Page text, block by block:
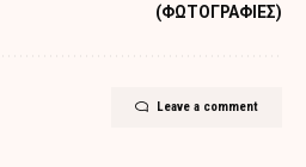
(ΦΩΤΟΓΡΑΦΙΕΣ)
Leave a comment